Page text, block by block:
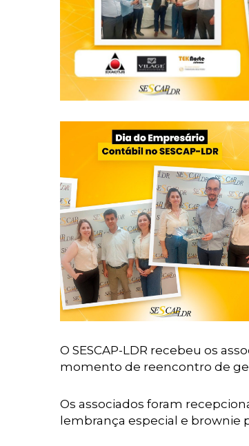
O SESCAP-LDR recebeu os
momento de reencontro de
Os associados foram
lembrança especial e brownie